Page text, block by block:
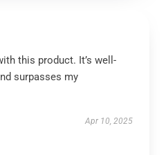
this product. It’s well-
surpasses my
Apr 10, 2025